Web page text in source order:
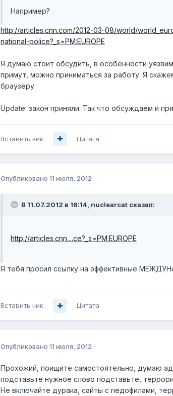
Например?
http://articles.cnn.com/2012-03-08/world/
national-police?_s=PM:EUROPE
Я думаю стоит обсудить, в особенности
примут, можно приниматься за работу. Я
браузеру.
Update: закон приняли. Так что обсуждаем и
Вставить ник Цитата
Опубликовано 11 июля, 2012
В 11.07.2012 в 16:14, nuclearcat сказал:
http://articles.cnn....ce?_s=PM:EUROPE
Я тебя просил ссылку на эффективные
Вставить ник Цитата
Опубликовано 11 июля, 2012
Прохожий, поищите самостоятельно, думаю
подставьте нужное слово подставьте,
Не включайте дурака, сайты с педофилами,